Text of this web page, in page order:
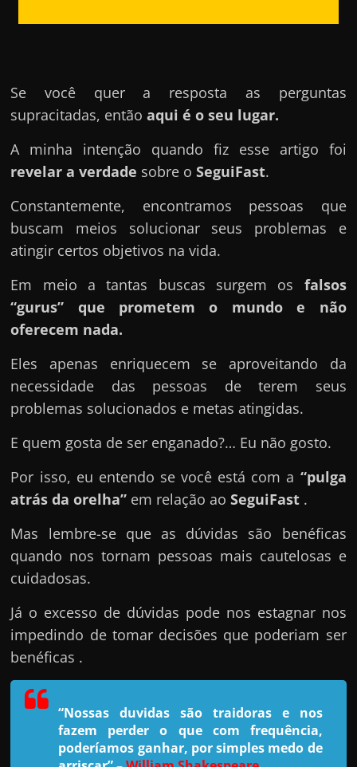
c
h
f
e
c
h
a
o
P
e
n
s
n
d
o
m
c
o
m
o
g
Se você quer a resposta as perguntas
supracitadas, então aqui é o seu lugar.
A minha intenção quando fiz esse artigo foi
revelar a verdade sobre oSeguiFast.
Constantemente, encontramos pessoas que
buscam meios solucionar seus problemas e
atingir certos objetivos na vida.
Em meio a tantas buscas surgem os falsos
“gurus” que prometem o mundo e não
oferecem nada.
Eles apenas enriquecem se aproveitando da
necessidade das pessoas de terem seus
problemas solucionados e metas atingidas.
E quem gosta de ser enganado?… Eu não gosto.
Por isso, eu entendo se você está com a “pulga
atrás da orelha” em relação aoSeguiFast .
Mas lembre-se que as dúvidas são benéficas
quando nos tornam pessoas mais cautelosas e
cuidadosas.
Já o excesso de dúvidas pode nos estagnar nos
impedindo de tomar decisões que poderiam ser
benéficas .
“Nossas duvidas são traidoras e nos
fazem perder o que com frequência,
poderíamos ganhar, por simples medo de